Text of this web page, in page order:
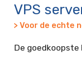
VPS
> Voor de echte
De goedkoopste